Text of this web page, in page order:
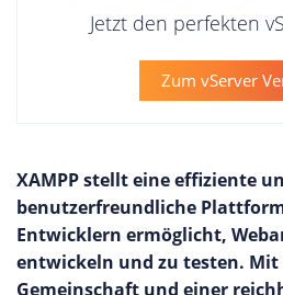
Jetzt den perfekten
Zum vServer
XAMPP stellt eine effiziente
benutzerfreundliche
Entwicklern ermöglicht,
entwickeln und zu testen.
Gemeinschaft und einer